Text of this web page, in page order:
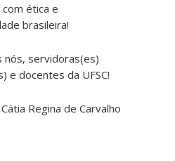
ética e
brasileira!
nós, servidoras(es)
e docentes da UFSC!
Regina de Carvalho